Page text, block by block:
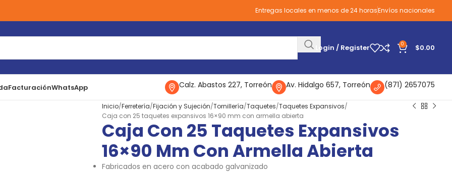
Entregas locales en menos de 24 horasEnvíos nacionales
Login / Register 0 $0.00
FacturaciónWhatsApp Calz. Abastos 227, Torreón Av. Hidalgo 657, Torreón (871) 2657075
Inicio Ferretería Fijación y Sujeción Tornillería Taquetes Taquetes Expansivos
Caja con 25 taquetes expansivos 16×90 mm con armella abierta
Caja Con 25 Taquetes Expansivos
16×90 Mm Con Armella Abierta
Fabricados en acero con acabado galvanizado